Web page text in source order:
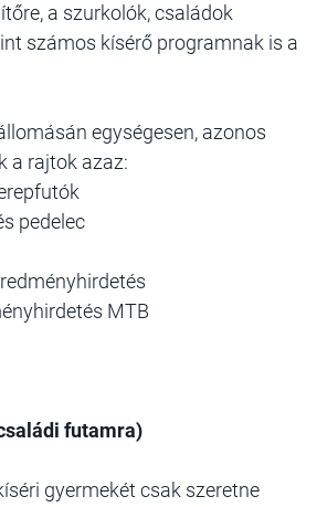
a szurkolók, családok
számos kísérő programnak is a
egységesen, azonos
a rajtok azaz:
pedelec
MTB
futamra)
gyermekét csak szeretne